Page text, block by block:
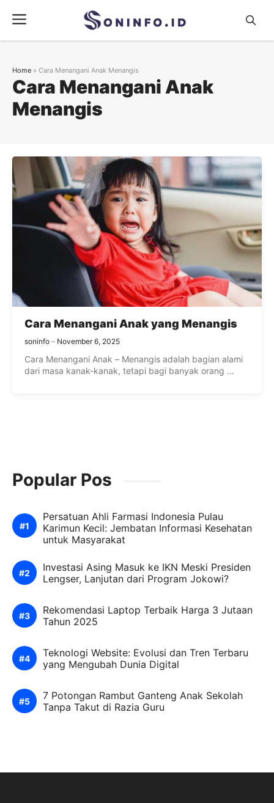
content
Menu
Cara Menangani Anak
Menangis
Home » Cara Menangani Anak Menangis
Cara Menangani Anak yang Menangis
soninfo November 6, 2025
Cara Menangani Anak – Menangis adalah bagian alami
dari masa kanak-kanak, tetapi bagi banyak orang ...
Popular Pos
Persatuan Ahli Farmasi Indonesia Pulau
Karimun Kecil: Jembatan Informasi Kesehatan
untuk Masyarakat
Investasi Asing Masuk ke IKN Meski Presiden
Lengser, Lanjutan dari Program Jokowi?
Rekomendasi Laptop Terbaik Harga 3 Jutaan
Tahun 2025
Teknologi Website: Evolusi dan Tren Terbaru
yang Mengubah Dunia Digital
7 Potongan Rambut Ganteng Anak Sekolah
Tanpa Takut di Razia Guru